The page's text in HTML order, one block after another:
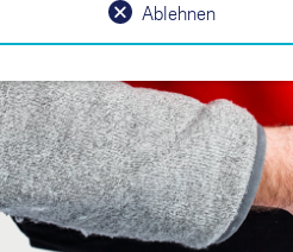
Ablehnen